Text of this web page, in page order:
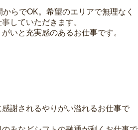
らでOK。希望のエリアで無理なく
していただきます。
いと充実感のあるお仕事です。
謝されるやりがい溢れるお仕事で